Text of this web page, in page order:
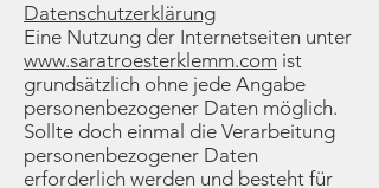
Datenschutzerklärung
Eine Nutzung der Internetseiten unter
www.saratroesterklemm.com ist
grundsätzlich ohne jede Angabe
personenbezogener Daten möglich.
Sollte doch einmal die Verarbeitung
personenbezogener Daten
erforderlich werden und besteht für